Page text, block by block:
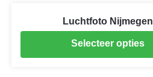
Luchtfoto Nijmegen
Selecteer opties